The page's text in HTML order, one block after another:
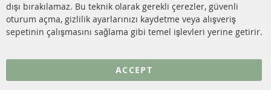
SSS
Daha fazla link
Veri koruma
Genel Çalışma Koşulları
dışı bırakılamaz. Bu teknik olarak gerekli çerezler, güvenli
oturum açma, gizlilik ayarlarınızı kaydetme veya alışveriş
sepetinin çalışmasını sağlama gibi temel işlevleri yerine getirir.
ACCEPT